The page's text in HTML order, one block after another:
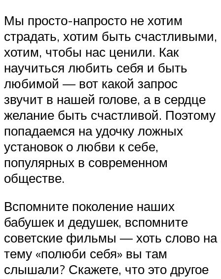
Мы просто-напросто не хотим
страдать, хотим быть счастливыми,
хотим, чтобы нас ценили. Как
научиться любить себя и быть
любимой — вот какой запрос
звучит в нашей голове, а в сердце
желание быть счастливой. Поэтому
попадаемся на удочку ложных
установок о любви к себе,
популярных в современном
обществе.
Вспомните поколение наших
бабушек и дедушек, вспомните
советские фильмы — хоть слово на
тему «полюби себя» вы там
слышали? Скажете, что это другое